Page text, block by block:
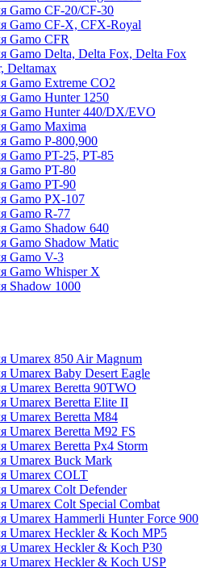
Gamo CF-20/CF-30
Gamo CF-X, CFX-Royal
Gamo CFR
Gamo Delta, Delta Fox, Delta Fox
Deltamax
Gamo Extreme CO2
Gamo Hunter 1250
Gamo Hunter 440/DX/EVO
Gamo Maxima
Gamo P-800,900
Gamo PT-25, PT-85
Gamo PT-80
Gamo PT-90
Gamo PX-107
Gamo R-77
Gamo Shadow 640
Gamo Shadow Matic
Gamo V-3
Gamo Whisper X
Shadow 1000
Umarex 850 Air Magnum
Umarex Baby Desert Eagle
Umarex Beretta 90TWO
Umarex Beretta Elite II
Umarex Beretta M84
Umarex Beretta M92 FS
Umarex Beretta Px4 Storm
Umarex Buck Mark
Umarex COLT
Umarex Colt Defender
Umarex Colt Special Combat
Umarex Hammerli Hunter Force 900
Umarex Heckler & Koch MP5
Umarex Heckler & Koch P30
Umarex Heckler & Koch USP